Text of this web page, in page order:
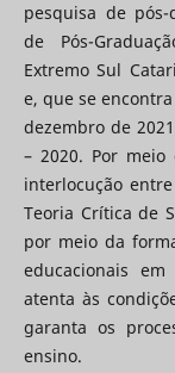
pesquisa de
de Pós-
Extremo Sul
e, que se
dezembro de
– 2020. Por
interlocução
Teoria Crítica de
por meio da
educacionais
atenta às
garanta os
ensino.